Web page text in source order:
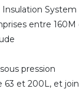
entre 160M
pression
et 200L, et